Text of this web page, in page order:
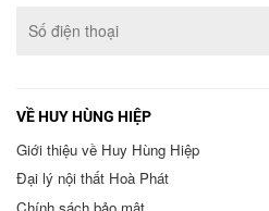
VỀ HUY HÙNG HIỆP
Giới thiệu về Huy Hùng Hiệp
Đại lý nội thất Hoà Phát